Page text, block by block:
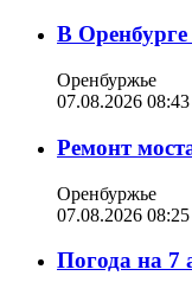
В
Оренбуржье
07.08.2026 08:43
Ремонт
Оренбуржье
07.08.2026 08:25
Погода на 7